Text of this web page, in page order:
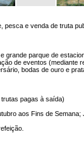
pesca e venda de truta
grande parque de
de eventos (mediante
bodas de ouro e
pagas à saída)
aos Fins de Semana;